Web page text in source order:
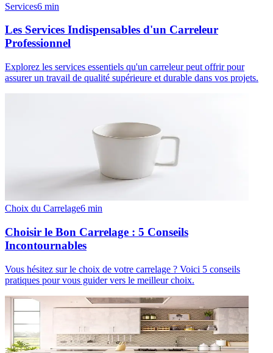
Services6 min
Les Services Indispensables d'un Carreleur
Professionnel
Explorez les services essentiels qu'un carreleur peut offrir pour
assurer un travail de qualité supérieure et durable dans vos projets.
Choix du Carrelage6 min
Choisir le Bon Carrelage : 5 Conseils
Incontournables
Vous hésitez sur le choix de votre carrelage ? Voici 5 conseils
pratiques pour vous guider vers le meilleur choix.